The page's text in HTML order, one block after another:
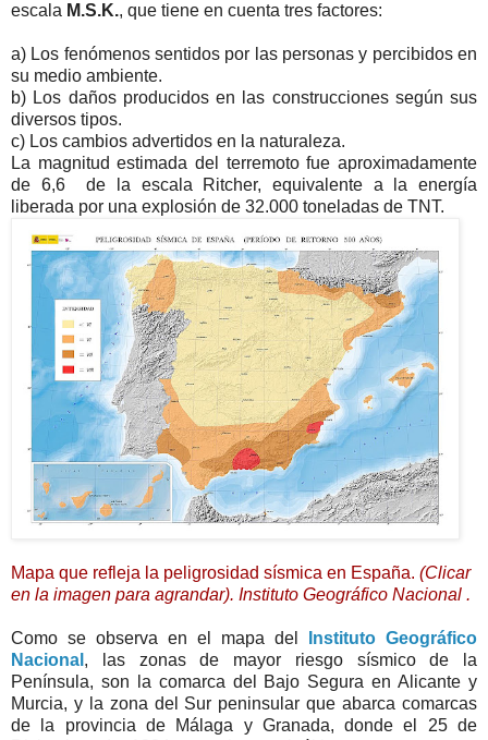
escala M.S.K., que tiene en cuenta tres factores:
a) Los fenómenos sentidos por las personas y percibidos en
su medio ambiente.
b) Los daños producidos en las construcciones según sus
diversos tipos.
c) Los cambios advertidos en la naturaleza.
La magnitud estimada del terremoto fue aproximadamente
de 6,6 de la escala Ritcher, equivalente a la energía
liberada por una explosión de 32.000 toneladas de TNT.
Mapa que refleja la peligrosidad sísmica en España. (Clicar
en la imagen para agrandar). Instituto Geográfico Nacional .
Como se observa en el mapa del
Instituto Geográfico
Nacional , las zonas de mayor riesgo sísmico de la
Península, son la comarca del Bajo Segura en Alicante y
Murcia, y la zona del Sur peninsular que abarca comarcas
de la provincia de Málaga y Granada, donde el 25 de